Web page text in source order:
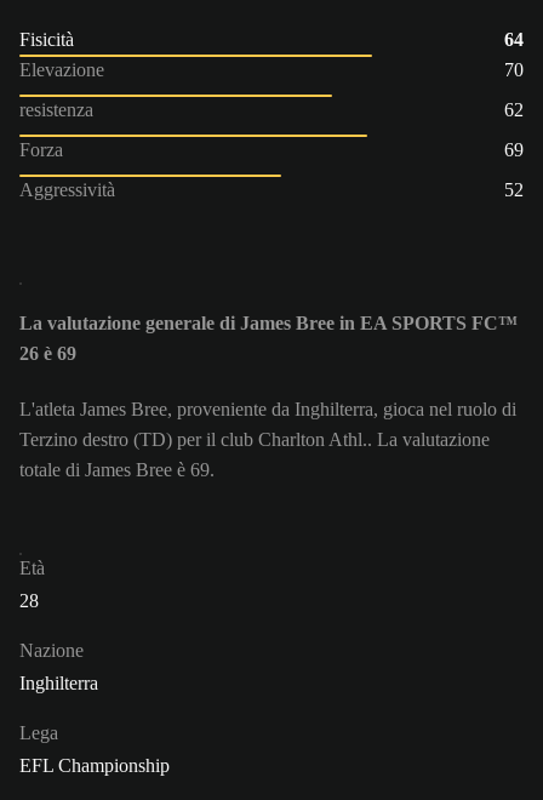
Fisicità
64
Elevazione
70
resistenza
62
Forza
69
Aggressività
52
La valutazione generale di James Bree in EA SPORTS FC™
26 è 69
L'atleta James Bree, proveniente da Inghilterra, gioca nel ruolo di
Terzino destro (TD) per il club Charlton Athl.. La valutazione
totale di James Bree è 69.
Età
28
Nazione
Inghilterra
Lega
EFL Championship